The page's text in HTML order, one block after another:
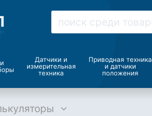
Датчики и
измерительная
техника
Приводная техника
и датчики
положения